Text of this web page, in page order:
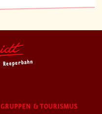
GRUPPEN & TOURISMUS